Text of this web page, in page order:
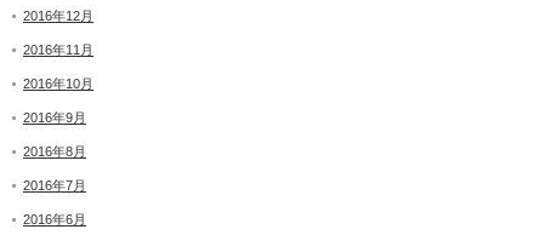
2016年12月
2016年11月
2016年10月
2016年9月
2016年8月
2016年7月
2016年6月